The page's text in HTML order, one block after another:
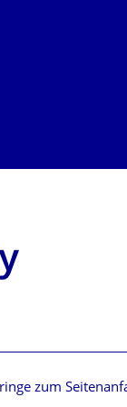
zum